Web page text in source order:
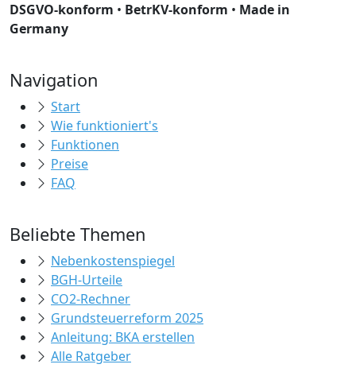
DSGVO-konform • BetrKV-konform • Made in
Germany
Navigation
Start
Wie funktioniert's
Funktionen
Preise
FAQ
Beliebte Themen
Nebenkostenspiegel
BGH-Urteile
CO2-Rechner
Grundsteuerreform 2025
Anleitung: BKA erstellen
Alle Ratgeber